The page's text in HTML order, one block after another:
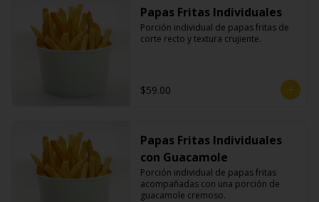
Papas Fritas Individuales
Porción individual de papas fritas de
corte recto y textura crujiente.
$59.00
Papas Fritas Individuales
con Guacamole
Porción individual de papas fritas
acompañadas con una porción de
guacamole cremoso.